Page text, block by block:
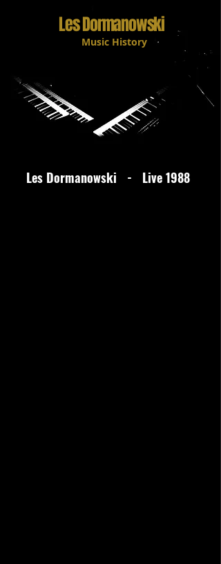
Les Dormanowski
Music History
Les Dormanowski - Live 1988